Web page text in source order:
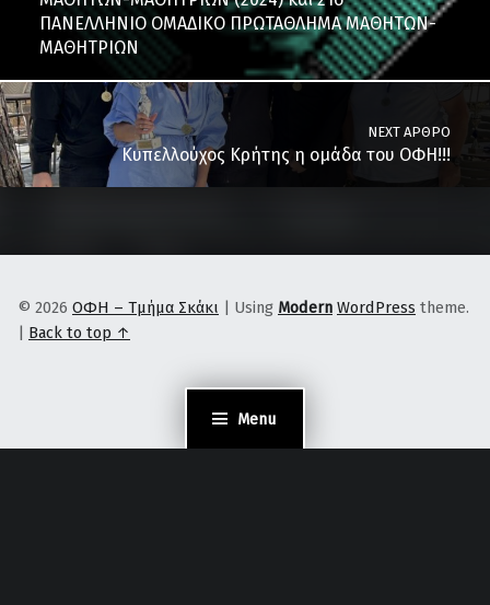
Menu
ΠΑΝΕΛΛΗΝΙΟ ΟΜΑΔΙΚΟ ΠΡΩΤΑΘΛΗΜΑ ΜΑΘΗΤΩΝ-
ΜΑΘΗΤΡΙΩΝ
NEXT ΆΡΘΡΟ
Κυπελλούχος Κρήτης η ομάδα του ΟΦΗ!!!
© 2026 ΟΦΗ – Τμήμα Σκάκι | Using Modern WordPress theme.
| Back to top ↑